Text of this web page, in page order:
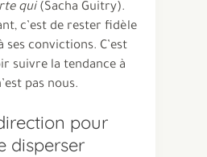
qui(Sacha Guitry).
c’est de rester fidèle
ses convictions. C’est
suivre la tendance à
pas nous.
pour
disperser